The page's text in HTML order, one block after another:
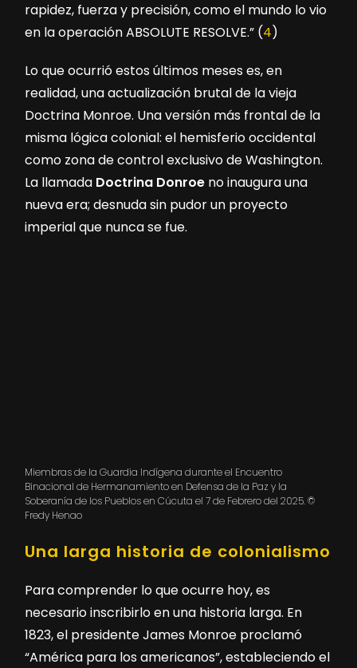
rapidez, fuerza y precisión, como el mundo lo vio
en la operación ABSOLUTE RESOLVE.” (4)
Lo que ocurrió estos últimos meses es, en
realidad, una actualización brutal de la vieja
Doctrina Monroe. Una versión más frontal de la
misma lógica colonial: el hemisferio occidental
como zona de control exclusivo de Washington.
La llamada Doctrina Donroeno inaugura una
nueva era; desnuda sin pudor un proyecto
imperial que nunca se fue.
Miembras de la Guardia Indígena durante el Encuentro
Binacional de Hermanamiento en Defensa de la Paz y la
Soberanía de los Pueblos en Cúcuta el 7 de Febrero del 2025. ©
Fredy Henao
Una larga historia de colonialismo
Para comprender lo que ocurre hoy, es
necesario inscribirlo en una historia larga. En
1823, el presidente James Monroe proclamó
“América para los americanos”, estableciendo el